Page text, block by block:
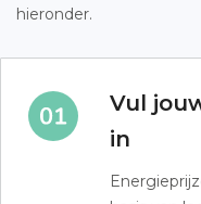
hieronder.
Vul
in